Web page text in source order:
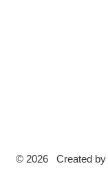
© 2026 Created by